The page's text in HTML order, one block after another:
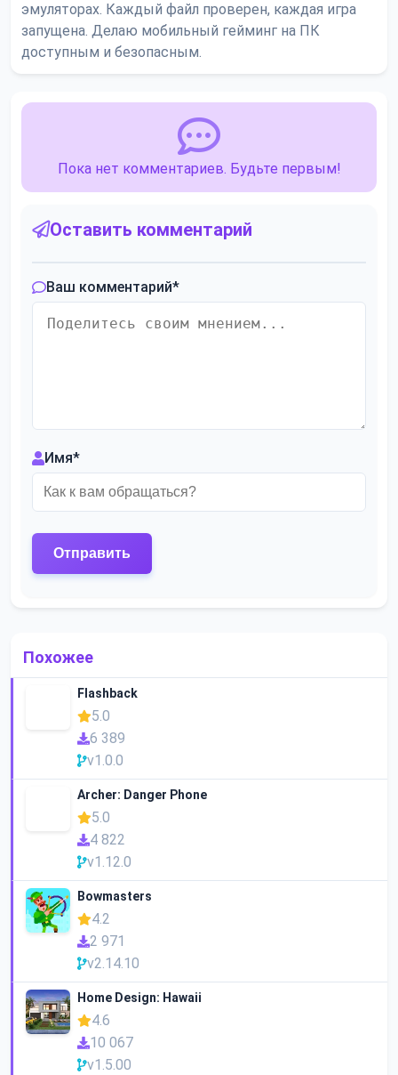
эмуляторах. Каждый файл проверен, каждая игра
запущена. Делаю мобильный гейминг на ПК
доступным и безопасным.
Пока нет комментариев. Будьте первым!
Оставить комментарий
Ваш комментарий*
Имя*
Похожее
Flashback
5.0
6 389
v1.0.0
Archer: Danger Phone
5.0
4 822
v1.12.0
Bowmasters
4.2
2 971
v2.14.10
Home Design: Hawaii
4.6
10 067
v1.5.00